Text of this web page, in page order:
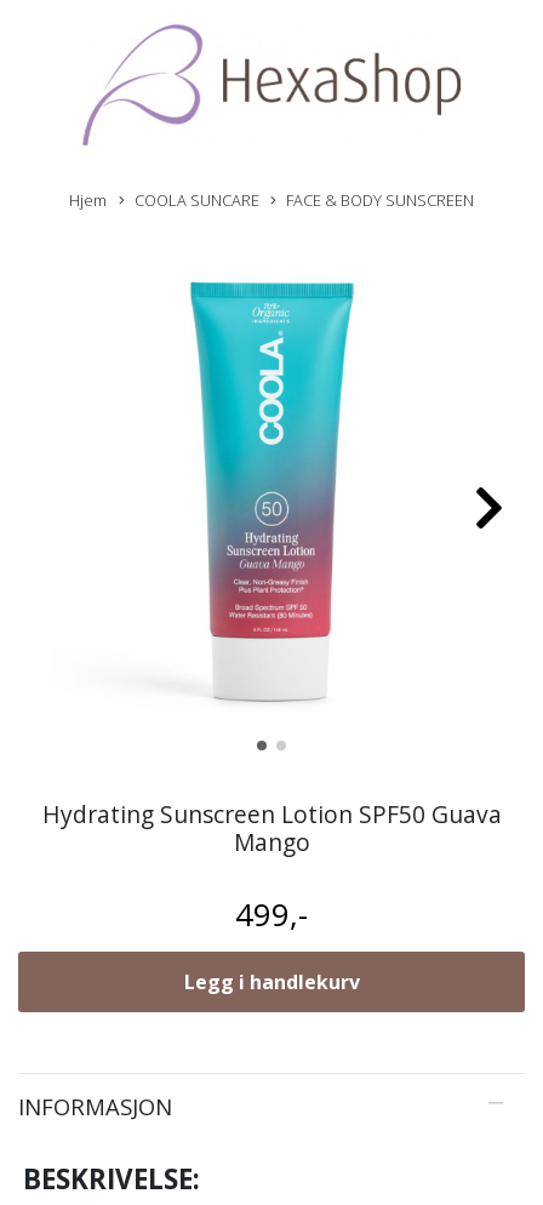
Hjem COOLA SUNCARE FACE & BODY SUNSCREEN
Hydrating Sunscreen Lotion SPF50 Guava
Mango
499,-
Legg i handlekurv
INFORMASJON
BESKRIVELSE: